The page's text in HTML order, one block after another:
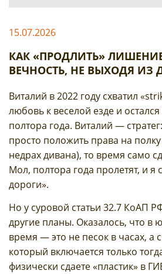
15.07.2026
КАК «ПРОДЛИТЬ»
ВЕЧНОСТЬ, НЕ ВЫХОДЯ ИЗ
Виталий в 2022 году схватил
любовь к веселой езде и
полтора года. Виталий —
просто положить права на
недрах дивана), то время само
Мол, полтора года пролетят, и я
дороги».
Но у суровой статьи 32.7 КоАП
другие планы. Оказалось, что в
время — это не песок в часах, а
который включается только
физически сдаете «пластик» в